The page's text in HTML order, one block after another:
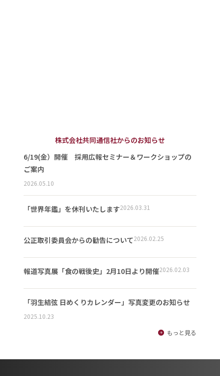
株式会社共同通信社からのお知らせ
6/19(金）開催 採用広報セミナー＆ワークショップの
ご案内
2026.05.10
「世界年鑑」を休刊いたします2026.03.31
公正取引委員会からの勧告について2026.02.25
報道写真展「食の戦後史」2月10日より開催2026.02.03
「羽生結弦 日めくりカレンダー」写真変更のお知らせ
2025.10.23
もっと見る